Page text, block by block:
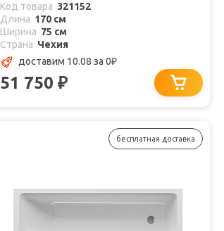
Код товара 321152
Длина 170 см
Ширина 75 см
Страна Чехия
доставим 10.08 за 0₽
51 750 ₽
бесплатная доставка